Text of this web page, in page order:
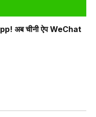
अब चीनी ऐप WeChat